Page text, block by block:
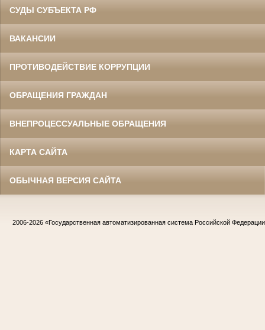
СУДЫ СУБЪЕКТА РФ
ВАКАНСИИ
ПРОТИВОДЕЙСТВИЕ КОРРУПЦИИ
ОБРАЩЕНИЯ ГРАЖДАН
ВНЕПРОЦЕССУАЛЬНЫЕ ОБРАЩЕНИЯ
КАРТА САЙТА
ОБЫЧНАЯ ВЕРСИЯ САЙТА
2006-2026 «Государственная автоматизированная система Российской